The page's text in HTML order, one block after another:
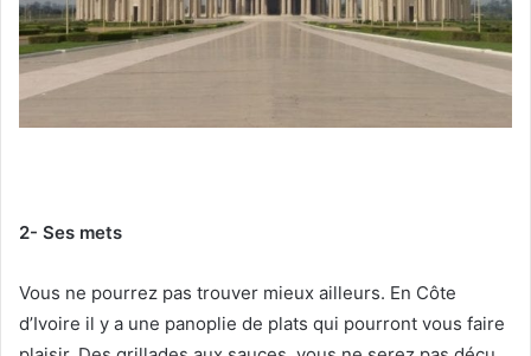
2- Ses mets
Vous ne pourrez pas trouver mieux ailleurs. En Côte
d’Ivoire il y a une panoplie de plats qui pourront vous faire